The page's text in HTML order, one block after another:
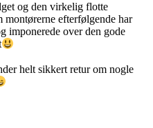
og den virkelig flotte
efterfølgende har
imponerede over den gode
helt sikkert retur om nogle